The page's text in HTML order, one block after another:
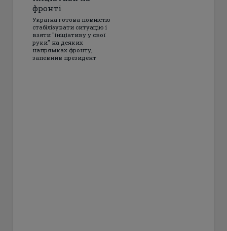
фронті
Україна готова повністю
стабілізувати ситуацію і
взяти "ініціативу у свої
руки" на деяких
напрямках фронту,
запевнив президент